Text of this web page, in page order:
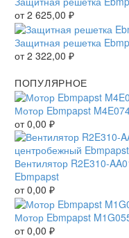
от2 625,00 ₽
Защитная решетка
от2 322,00 ₽
ПОПУЛЯРНОЕ
Мотор Ebmpapst
от0,00 ₽
Вентилятор R2E310-
Ebmpapst
от0,00 ₽
Мотор Ebmpapst
от0,00 ₽